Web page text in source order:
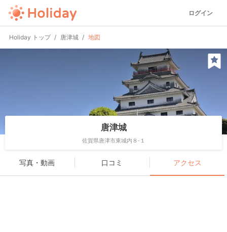
ログイン
Holiday トップ 唐津城 地図
唐津城
佐賀県唐津市東城内８-１
写真・動画 口コミ アクセス